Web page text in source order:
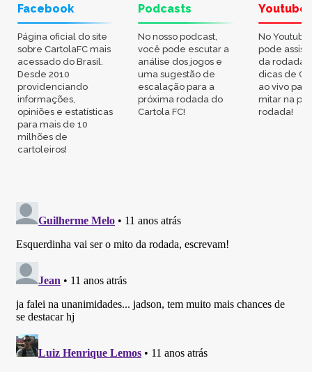
Facebook
Página oficial do site
sobre CartolaFC mais
acessado do Brasil.
Desde 2010
providenciando
informações,
opiniões e estatísticas
para mais de 10
milhões de
cartoleiros!
Podcasts
No nosso podcast,
você pode escutar a
análise dos jogos e
uma sugestão de
escalação para a
próxima rodada do
Cartola FC!
Youtube
No
pode
da rodada,
dicas de
ao vivo
mitar na
rodada!